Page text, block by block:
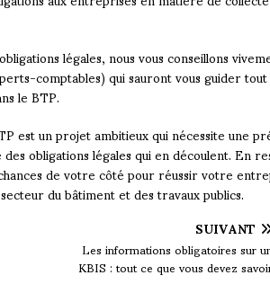
légales, nous vous conseillons
comptables) qui sauront vous guider
le BTP.
est un projet ambitieux qui nécessite une
obligations légales qui en découlent. En
de votre côté pour réussir votre
du bâtiment et des travaux publics.
SUIVANT
Les informations obligatoires sur
KBIS : tout ce que vous devez